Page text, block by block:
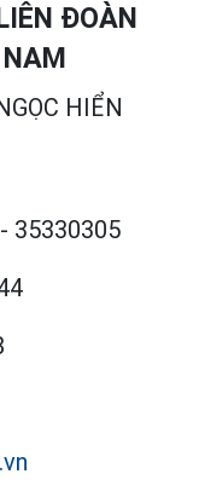
ĐOÀN
HIỂN
- 35330305